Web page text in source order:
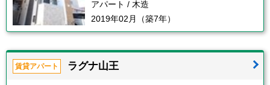
アパート / 木造
2019年02月（築7年）
賃貸アパート ラグナ山王